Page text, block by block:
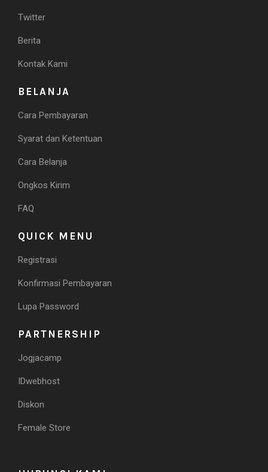
Twitter
Berita
Kontak Kami
BELANJA
Cara Pembayaran
Syarat dan Ketentuan
Cara Belanja
Ongkos Kirim
FAQ
QUICK MENU
Registrasi
Konfirmasi Pembayaran
Lupa Password
PARTNERSHIP
Jogjacamp
IDwebhost
Diskon
Female Store